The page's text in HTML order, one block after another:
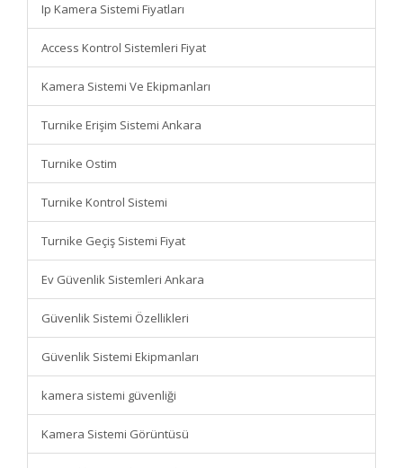
Ip Kamera Sistemi Fiyatları
Access Kontrol Sistemleri Fiyat
Kamera Sistemi Ve Ekipmanları
Turnike Erişim Sistemi Ankara
Turnike Ostim
Turnike Kontrol Sistemi
Turnike Geçiş Sistemi Fiyat
Ev Güvenlik Sistemleri Ankara
Güvenlik Sistemi Özellikleri
Güvenlik Sistemi Ekipmanları
kamera sistemi güvenliği
Kamera Sistemi Görüntüsü